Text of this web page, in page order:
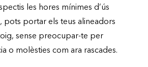
les hores mínimes d’ús
pots portar els teus alineadors
sense preocupar-te per
o molèsties com ara rascades.